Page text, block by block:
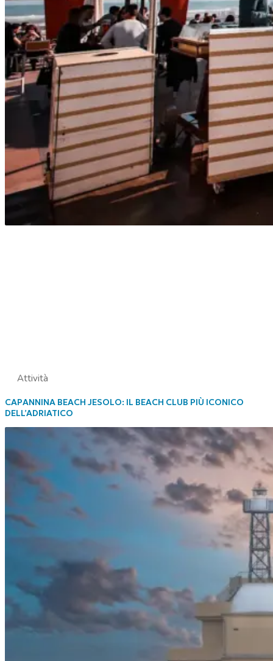
Attività
CAPANNINA BEACH JESOLO: IL BEACH CLUB PIÙ ICONICO
DELL’ADRIATICO